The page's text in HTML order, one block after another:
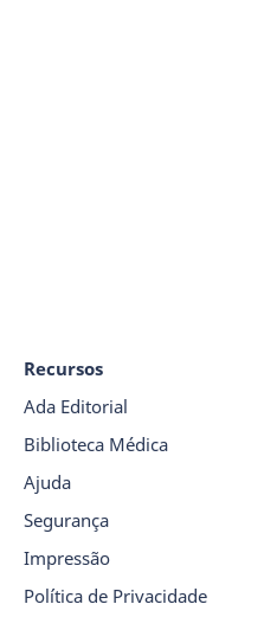
Recursos
Ada Editorial
Biblioteca Médica
Ajuda
Segurança
Impressão
Política de Privacidade